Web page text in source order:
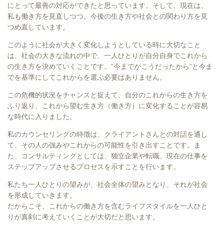
にとって最善の対応ができたと思っています。そして、現在は、
私も働き方を見直しつつ、今後の生き方や社会との関わり方を見
つめ直しています。
このように社会が大きく変化しようとしている時に大切なこと
は、社会の大きな流れの中で、一人ひとりが自分自身でこれから
の生き方を決めていくことです。”今までがこうだったから”と今ま
でを基準にしてこれからを選ぶ必要はありません。
この危機的状況をチャンスと捉えて、自分のこれからの生き方を
ふり返り、これから望む生き方（働き方）に変化することが容易
な時代に入りました。
私のカウンセリングの特徴は、クライアントさんとの対話を通し
て、その人の強みやこれからの可能性を引き出すことです。ま
た、コンサルティングとしては、独立企業や転職、現在の仕事を
ステップアップさせるプロセスを示すことを行います。
私たち一人ひとりの望みが、社会全体の望みとなり、それが社会
を形成していきます。
だからこそ、これからの働き方を含むライフスタイルを一人ひと
りが真剣に考えていくことが大切だと思います。